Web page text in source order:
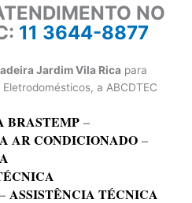
NO
11 3644-8877
Jardim Vila Rica para
a ABCDTEC
BRASTEMP –
AR CONDICIONADO –
–ASSISTÊNCIA TÉCNICA